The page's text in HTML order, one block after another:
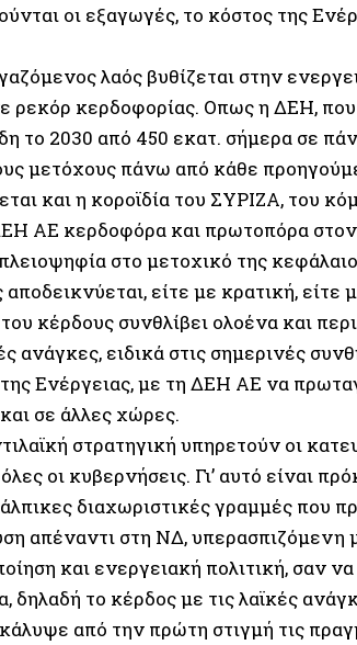
οι εξαγωγές, το κόστος της
λαός βυθίζεται στην
ρεκόρ κερδοφορίας. Οπως η ΔΕΗ, που
το 2030 από 450 εκατ. σήμερα σε
μετόχους πάνω από κάθε
και η κοροϊδία του ΣΥΡΙΖΑ, του
ΑΕ κερδοφόρα και πρωτοπόρα
στο μετοχικό της
είτε με κρατική, είτε
του κέρδους συνθλίβει ολοένα και
ανάγκες, ειδικά στις σημερινές
Ενέργειας, με τη ΔΕΗ ΑΕ να
σε άλλες χώρες.
στρατηγική υπηρετούν οι
οι κυβερνήσεις. Γι’ αυτό είναι
διαχωριστικές γραμμές που
απέναντι στη ΝΔ, υπερασπιζόμενη
και ενεργειακή πολιτική, σαν
δηλαδή το κέρδος με τις λαϊκές
από την πρώτη στιγμή τις